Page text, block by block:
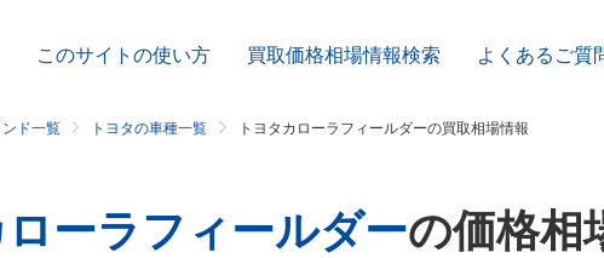
このサイトの使い方 買取価格相場情報検索 よくあるご質
ド一覧 トヨタの車種一覧 トヨタカローラフィールダーの買取相場情報
ーラフィールダーの価格相